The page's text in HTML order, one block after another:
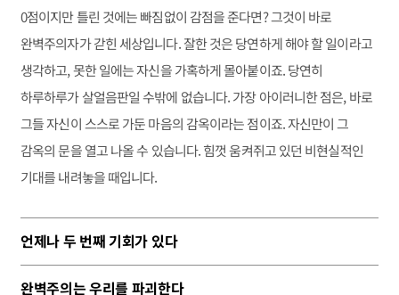
0점이지만 틀린 것에는 빠짐없이 감점을 준다면? 그것이 바로
완벽주의자가 갇힌 세상입니다. 잘한 것은 당연하게 해야 할 일이라고
생각하고, 못한 일에는 자신을 가혹하게 몰아붙이죠. 당연히
하루하루가 살얼음판일 수밖에 없습니다. 가장 아이러니한 점은, 바로
그들 자신이 스스로 가둔 마음의 감옥이라는 점이죠. 자신만이 그
감옥의 문을 열고 나올 수 있습니다. 힘껏 움켜쥐고 있던 비현실적인
기대를 내려놓을 때입니다.
언제나 두 번째 기회가 있다
완벽주의는 우리를 파괴한다